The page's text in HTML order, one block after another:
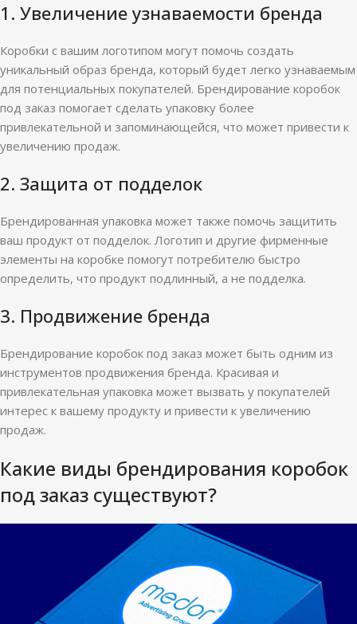
1. Увеличение узнаваемости бренда
Коробки с вашим логотипом могут помочь создать
уникальный образ бренда, который будет легко узнаваемым
для потенциальных покупателей. Брендирование коробок
под заказ помогает сделать упаковку более
привлекательной и запоминающейся, что может привести к
увеличению продаж.
2. Защита от подделок
Брендированная упаковка может также помочь защитить
ваш продукт от подделок. Логотип и другие фирменные
элементы на коробке помогут потребителю быстро
определить, что продукт подлинный, а не подделка.
3. Продвижение бренда
Брендирование коробок под заказ может быть одним из
инструментов продвижения бренда. Красивая и
привлекательная упаковка может вызвать у покупателей
интерес к вашему продукту и привести к увеличению
продаж.
Какие виды брендирования коробок
под заказ существуют?